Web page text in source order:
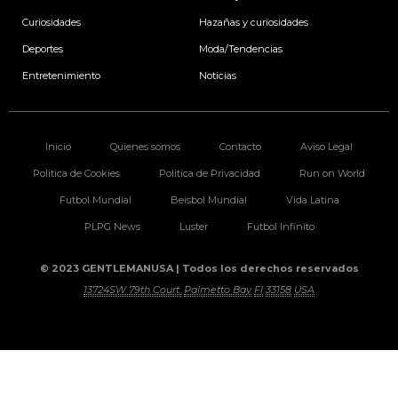
Curiosidades
Deportes
Entretenimiento
Hazañas y curiosidades
Moda/Tendencias
Noticias
Inicio Quienes somos Contacto Aviso Legal
Politica de Cookies Politica de Privacidad Run on World
Futbol Mundial Beisbol Mundial Vida Latina
PLPG News Luster Futbol Infinito
© 2023 GENTLEMANUSA | Todos los derechos reservados
13724SW 79th Court. Palmetto Bay Fl 33158 USA